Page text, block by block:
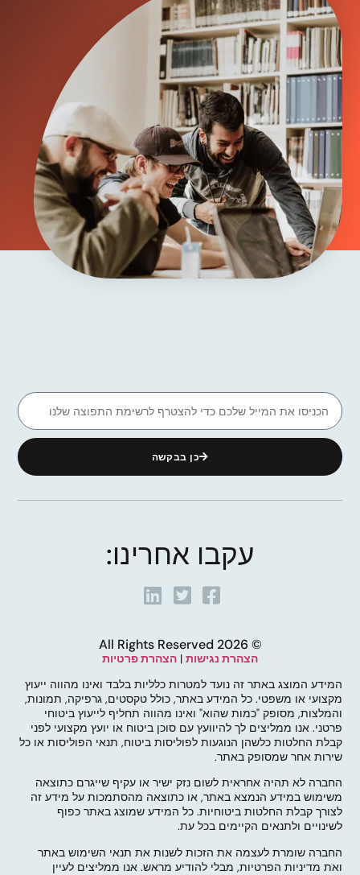
כן בבקשה
עקבו אחרינו:
© 2026 All Rights Reserved
הצהרת נגישות | הצהרת פרטיות
המידע המוצג באתר זה נועד למטרות כלליות בלבד ואינו מהווה ייעוץ
מקצועי או משפטי. כל המידע באתר, כולל טקסטים, גרפיקה, תמונות,
והמלצות, מסופק "כמות שהוא" ואינו מהווה תחליף לייעוץ ביטוחי
פרטני. אנו ממליצים לך להיוועץ עם סוכן ביטוח או יועץ מקצועי לפני
קבלת החלטות כלשהן הנוגעות לפוליסות ביטוח, תנאי הפוליסות או כל
שירות אחר שמסופק באתר.
החברה לא תהיה אחראית לשום נזק ישיר או עקיף שייגרם כתוצאה
משימוש במידע הנמצא באתר, או כתוצאה מהסתמכות על מידע זה
לצורך קבלת החלטות ביטוחיות. כל המידע שמוצג באתר כפוף
לשינויים ולתנאים הקיימים בכל עת.
החברה שומרת לעצמה את הזכות לשנות את תנאי השימוש באתר
ואת מדיניות הפרטיות, מבלי להודיע מראש. אנו ממליצים לעיין